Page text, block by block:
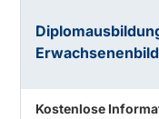
Kostenlose